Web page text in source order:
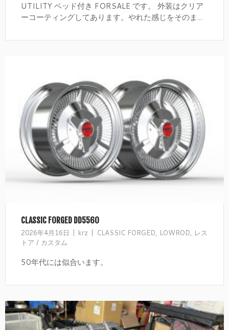
UTILITY ベッド付き FORSALE です。 外装はクリア
ーコーティングしてあります。やれた感じをそのま...
CLASSIC FORGED DD5560
2026年4月16日 krz CLASSIC FORGED, LOWROD, レス
トア / カスタム
50年代には似合います。